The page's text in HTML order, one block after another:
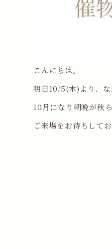
こんにちは。
明日10/5(木)より、
10月になり朝晩が秋
ご来場をお待ちしてお